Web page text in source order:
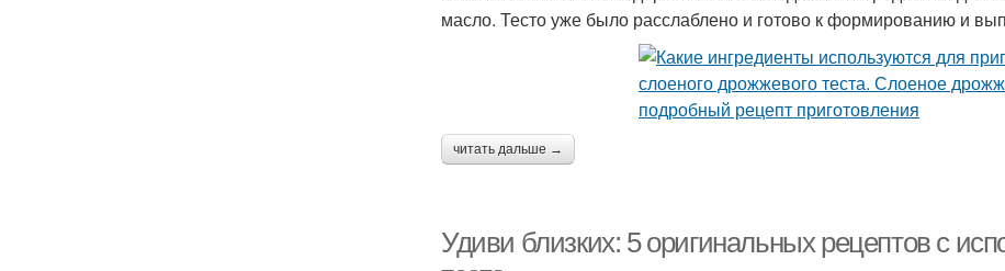
масло. Тесто уже было расслаблено и готово к формированию и
читать дальше →
Удиви близких: 5 оригинальных рецептов с